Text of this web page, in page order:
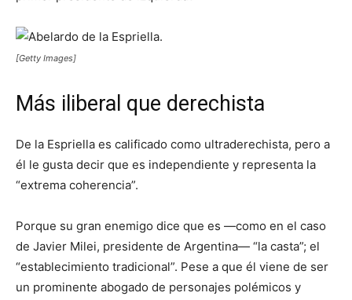
[Getty Images]
Más iliberal que derechista
De la Espriella es calificado como ultraderechista, pero a
él le gusta decir que es independiente y representa la
“extrema coherencia”.
Porque su gran enemigo dice que es —como en el caso
de Javier Milei, presidente de Argentina— “la casta”; el
“establecimiento tradicional”. Pese a que él viene de ser
un prominente abogado de personajes polémicos y